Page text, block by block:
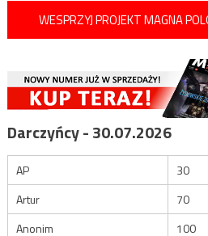
WESPRZYJ PROJEKT MAGNA
Darczyńcy - 30.07.2026
AP
30
Artur
70
Anonim
100